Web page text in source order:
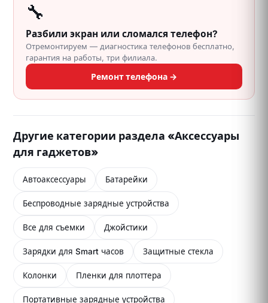
🔧
Разбили экран или сломался телефон?
Отремонтируем — диагностика телефонов бесплатно,
гарантия на работы, три филиала.
Ремонт телефона →
Другие категории раздела «Аксессуары
для гаджетов»
Автоаксессуары Батарейки
Беспроводные зарядные устройства
Все для съемки Джойстики
Зарядки для Smart часов Защитные стекла
Колонки Пленки для плоттера
Портативные зарядные устройства